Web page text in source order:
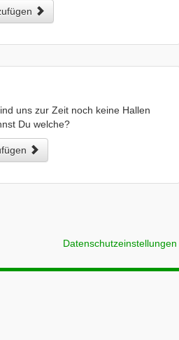
uns zur Zeit noch keine Hallen
Du welche?
Datenschutzeinstellungen